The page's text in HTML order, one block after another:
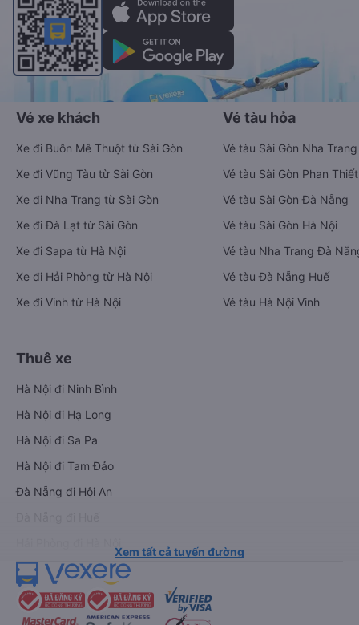
Vé xe khách
Xe đi Buôn Mê Thuột từ Sài Gòn
Xe đi Vũng Tàu từ Sài Gòn
Xe đi Nha Trang từ Sài Gòn
Xe đi Đà Lạt từ Sài Gòn
Xe đi Sapa từ Hà Nội
Xe đi Hải Phòng từ Hà Nội
Xe đi Vinh từ Hà Nội
Vé tàu hỏa
Vé tàu Sài Gòn Nha Trang
Vé tàu Sài Gòn Phan Thiết
Vé tàu Sài Gòn Đà Nẵng
Vé tàu Sài Gòn Hà Nội
Vé tàu Nha Trang Đà
Vé tàu Đà Nẵng Huế
Vé tàu Hà Nội Vinh
Thuê xe
Hà Nội đi Ninh Bình
Hà Nội đi Hạ Long
Hà Nội đi Sa Pa
Hà Nội đi Tam Đảo
Đà Nẵng đi Hội An
Xem tất cả tuyến đường